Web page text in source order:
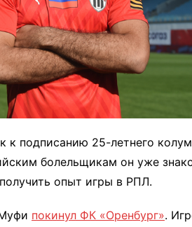
к подписанию 25-летнего
болельщикам он уже
опыт игры в РПЛ.
покинул ФК «Оренбург».